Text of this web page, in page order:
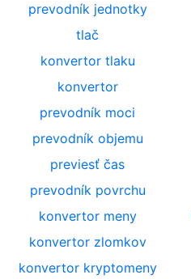
prevodník jednotky
tlač
konvertor tlaku
konvertor
prevodník moci
prevodník objemu
previesť čas
prevodník povrchu
konvertor meny
konvertor zlomkov
konvertor kryptomeny